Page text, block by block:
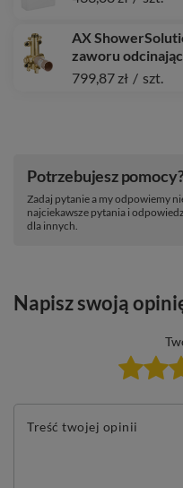
AX
zaworu
799,87 zł / szt.
Potrzebujesz
Zadaj pytanie a my odpowiemy
najciekawsze pytania i
dla innych.
Napisz swoją
Treść twojej opinii